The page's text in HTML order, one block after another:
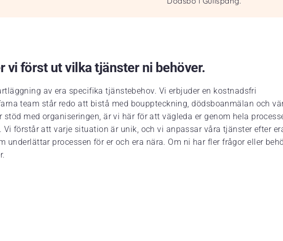
vi först ut vilka tjänster ni behöver.
av era specifika tjänstebehov. Vi erbjuder en kostnadsfri
team står redo att bistå med bouppteckning, dödsboanmälan och
med organiseringen, är vi här för att vägleda er genom hela
förstår att varje situation är unik, och vi anpassar våra tjänster efter
processen för er och era nära. Om ni har fler frågor eller